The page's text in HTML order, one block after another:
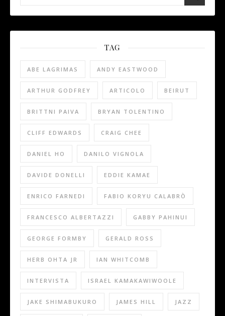
TAG
ABE LAGRIMAS ANDY EASTWOOD
ARTHUR GODFREY ARTICOLO BEIRUT
BRITTNI PAIVA BRYAN TOLENTINO
CLIFF EDWARDS CRAIG CHEE
DANIEL HO DANILO VIGNOLA
DAVIDE DONELLI EDDIE KAMAE
ENRICO FARNEDI FABIO KORYU CALABRÒ
FRANCESCO ALBERTAZZI GABBY PAHINUI
GEORGE FORMBY GERALD ROSS
HERB OHTA JR IAN WHITCOMB
INTERVISTA ISRAEL KAMAKAWIWOOLE
JAKE SHIMABUKURO JAMES HILL JAZZ